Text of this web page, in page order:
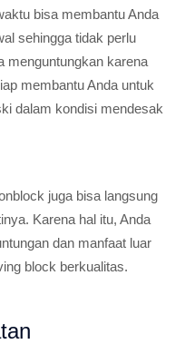
bisa membantu Anda
sehingga tidak perlu
menguntungkan karena
membantu Anda untuk
dalam kondisi mendesak
juga bisa langsung
Karena hal itu, Anda
dan manfaat luar
block berkualitas.